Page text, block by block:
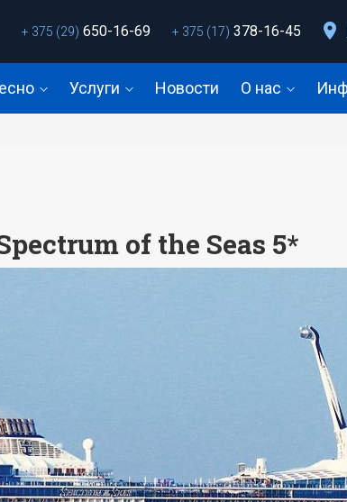
+ 375 (29) 650-16-69 + 375 (17) 378-16-45
Услуги Новости О нас
of the Seas 5*